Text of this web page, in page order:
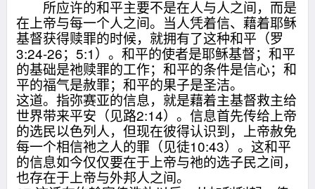
所应许的和平主要不是在人与人之间，而是
在上帝与每一个人之间。当人凭着信、藉着耶稣
基督获得赎罪的时候，就拥有了这种和平（罗
3:24-26；5:1）。和平的使者是耶稣基督；和平
的基础是祂赎罪的工作；和平的条件是信心；和
平的福气是赦罪；和平的果子是圣洁。
这道。指弥赛亚的信息，就是藉着主基督救主给
世界带来平安（见路2:14）。信息首先传给上帝
的选民以色列人，但现在彼得认识到，上帝赦免
每一个相信祂之人的罪（见徒10:43）。这和平
的信息如今仅仅要在于上帝与祂的选子民之间，
也存在于上帝与外邦人之间。